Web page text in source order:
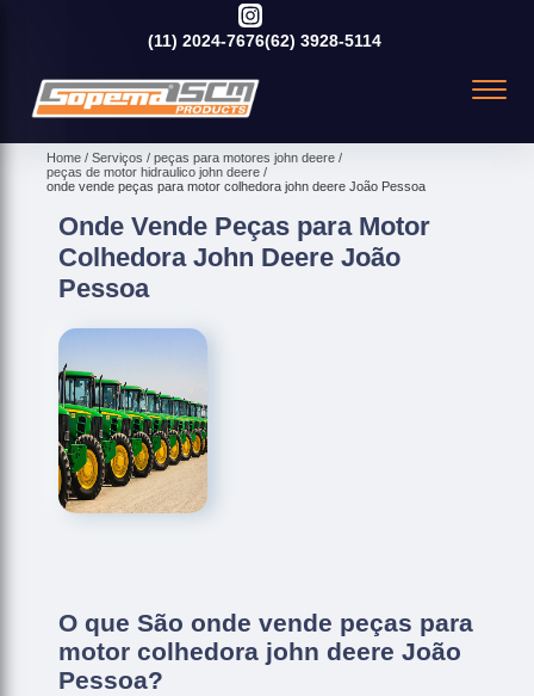
(11) 2024-7676(62) 3928-5114
Home Serviços
peças para motores john deere
peças de motor hidraulico john deere
onde vende peças para motor colhedora john deere João Pessoa
Onde Vende Peças para Motor
Colhedora John Deere João
Pessoa
O que São onde vende peças para
motor colhedora john deere João
Pessoa?